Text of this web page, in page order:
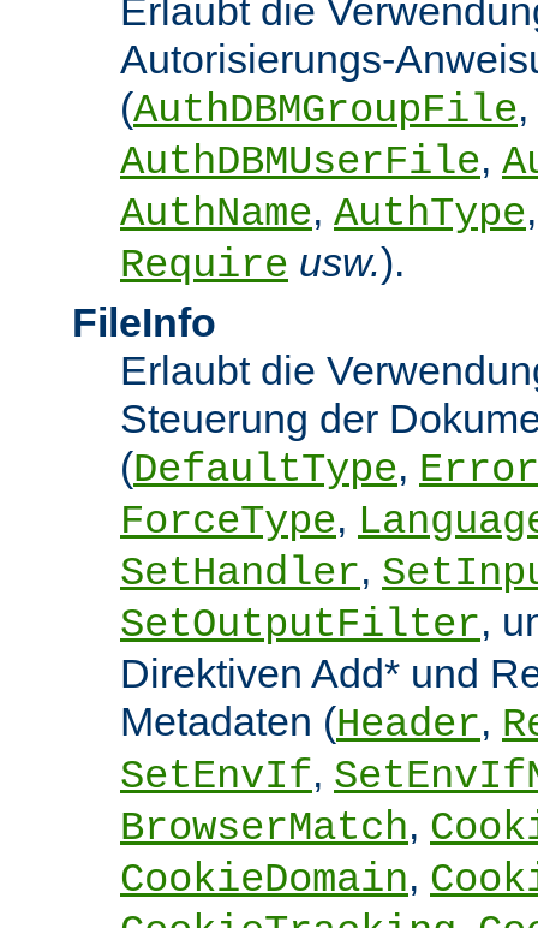
Erlaubt die
Autorisierungs-
(AuthDBMGroupFile,
AuthDBMUserFile,
AuthName, AuthType
Require usw.).
FileInfo
Erlaubt die
Steuerung der
(DefaultType,
ForceType,
SetHandler,
SetOutputFilter,
Direktiven Add* und
Metadaten (Header,
SetEnvIf,
BrowserMatch,
CookieDomain,